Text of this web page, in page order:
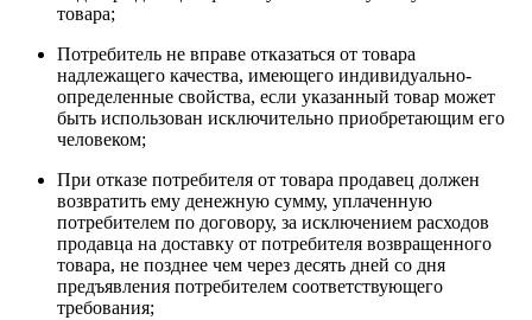
товара;
Потребитель не вправе отказаться от товара
надлежащего качества, имеющего индивидуально-
определенные свойства, если указанный товар может
быть использован исключительно приобретающим его
человеком;
При отказе потребителя от товара продавец должен
возвратить ему денежную сумму, уплаченную
потребителем по договору, за исключением расходов
продавца на доставку от потребителя возвращенного
товара, не позднее чем через десять дней со дня
предъявления потребителем соответствующего
требования;